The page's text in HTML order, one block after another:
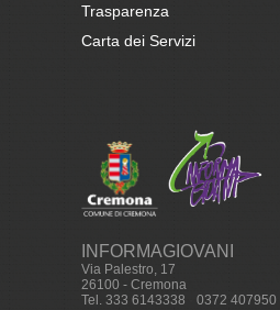
Trasparenza
Carta dei Servizi
INFORMAGIOVANI
Via Palestro, 17
26100 - Cremona
Tel. 333 6143338
0372 407950